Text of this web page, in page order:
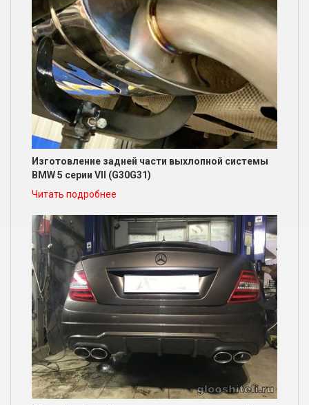
Изготовление задней части выхлопной системы
BMW 5 серии VII (G30G31)
Читать подробнее